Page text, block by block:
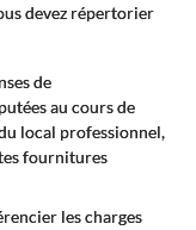
devez répertorier
de
au cours de
local professionnel,
fournitures
les charges